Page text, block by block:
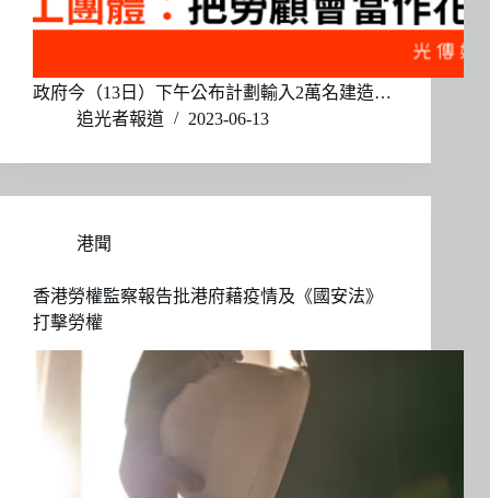
政府今（13日）下午公布計劃輸入2萬名建造…
追光者報道
2023-06-13
港聞
香港勞權監察報告批港府藉疫情及《國安法》
打擊勞權